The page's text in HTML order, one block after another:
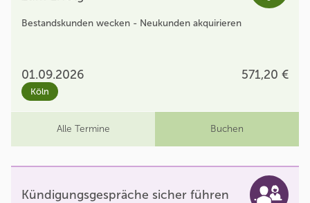
Bestandskunden wecken - Neukunden akquirieren
01.09.2026 571,20 €
Köln
Alle Termine Buchen
Kündigungsgespräche sicher führen